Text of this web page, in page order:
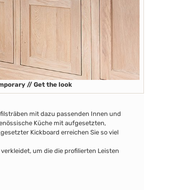
// Get the look
mit dazu passenden Innen und
Küche mit aufgesetzten,
Kickboard erreichen Sie so viel
um die die profilierten Leisten